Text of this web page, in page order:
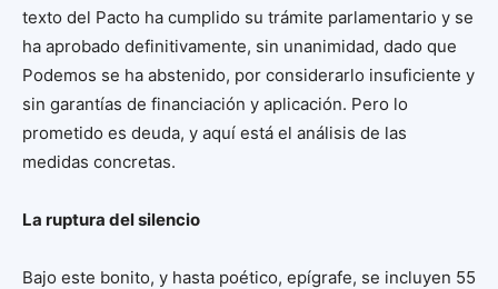
texto del Pacto ha cumplido su trámite parlamentario y se
ha aprobado definitivamente, sin unanimidad, dado que
Podemos se ha abstenido, por considerarlo insuficiente y
sin garantías de financiación y aplicación. Pero lo
prometido es deuda, y aquí está el análisis de las
medidas concretas.
La ruptura del silencio
Bajo este bonito, y hasta poético, epígrafe, se incluyen 55